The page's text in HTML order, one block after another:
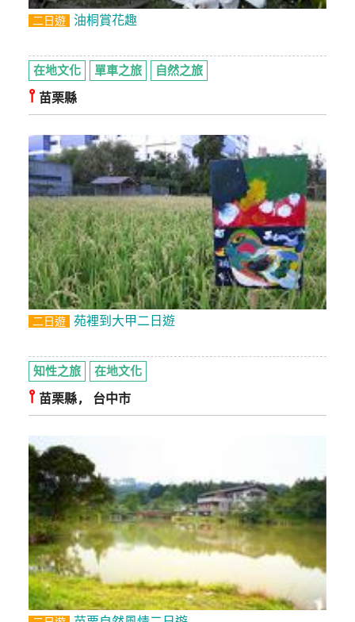
廠
作
旅
伴
計
劃
商
品
宣
傳
二日遊 油桐賞花趣
在地文化 單車之旅 自然之旅
⫯ 苗栗縣
二日遊 苑裡到大甲二日遊
知性之旅 在地文化
⫯ 苗栗縣, 台中市